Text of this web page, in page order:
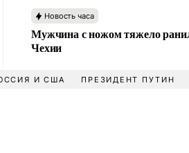
Новость часа
Мужчина с ножом тяжело
Чехии
И США ПРЕЗИДЕНТ ПУТИН